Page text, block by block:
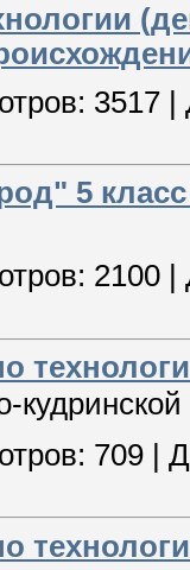
3517
5
2100
709